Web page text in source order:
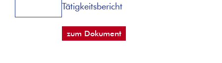
Tätigkeitsbericht
zum Dokument